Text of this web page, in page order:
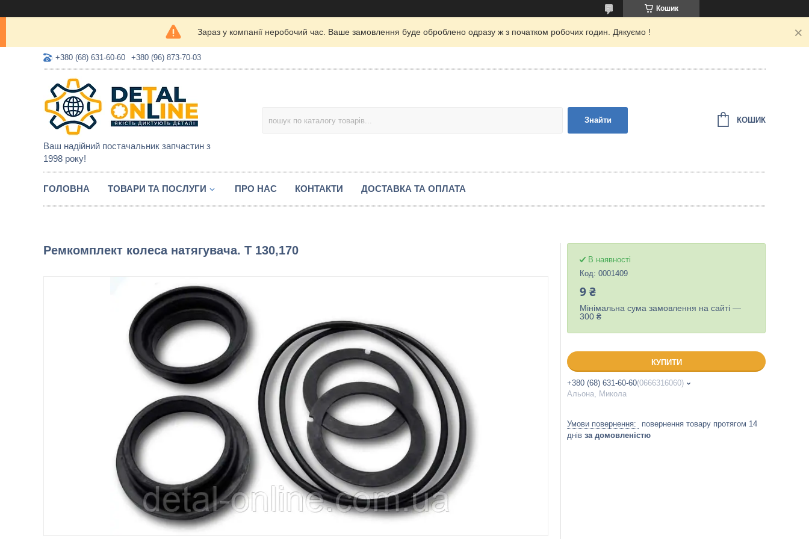
Кошик
Зараз у компанії неробочий час. Ваше замовлення буде оброблено одразу ж з початком робочих годин. Дякуємо !
+380 (68) 631-60-60 +380 (96) 873-70-03
Ваш надійний постачальник запчастин з
1998 року!
Знайти КОШИК
ГОЛОВНА ТОВАРИ ТА ПОСЛУГИ ПРО НАС КОНТАКТИ ДОСТАВКА ТА ОПЛАТА
Ремкомплект колеса натягувача. Т 130,170
В наявності
Код: 0001409
9 ₴
Мінімальна сума замовлення на сайті —
300 ₴
КУПИТИ
+380 (68) 631-60-60 0666316060
Альона, Микола
повернення товару протягом 14
днів за домовленістю